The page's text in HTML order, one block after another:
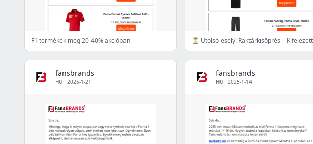
F1 termékek még 20-40% akcióban
fansbrands
HU · 2025-1-21
fansbrands
HU · 2025-1-14